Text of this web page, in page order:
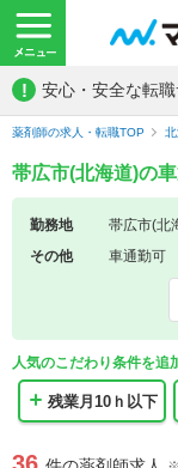
! 安心・安全な転職
薬剤師の求人・転職TOP
帯広市(北海道)の
勤務地
帯広市(北
その他
車通勤可
人気のこだわり条件を追
残業月10ｈ以下